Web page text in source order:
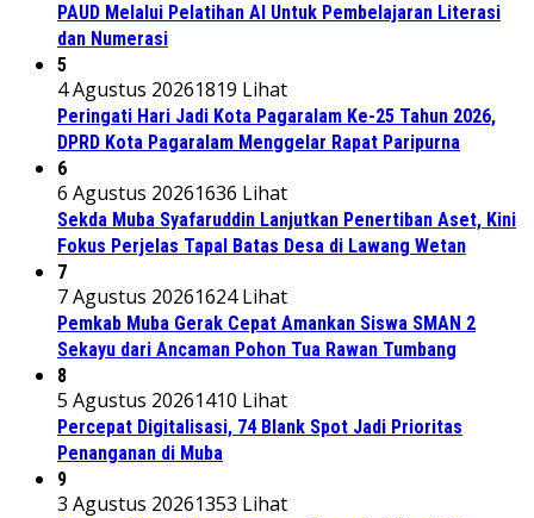
PAUD Melalui Pelatihan AI Untuk Pembelajaran Literasi
dan Numerasi
5
4 Agustus 20261819 Lihat
Peringati Hari Jadi Kota Pagaralam Ke-25 Tahun 2026,
DPRD Kota Pagaralam Menggelar Rapat Paripurna
6
6 Agustus 20261636 Lihat
Sekda Muba Syafaruddin Lanjutkan Penertiban Aset, Kini
Fokus Perjelas Tapal Batas Desa di Lawang Wetan
7
7 Agustus 20261624 Lihat
Pemkab Muba Gerak Cepat Amankan Siswa SMAN 2
Sekayu dari Ancaman Pohon Tua Rawan Tumbang
8
5 Agustus 20261410 Lihat
Percepat Digitalisasi, 74 Blank Spot Jadi Prioritas
Penanganan di Muba
9
3 Agustus 20261353 Lihat